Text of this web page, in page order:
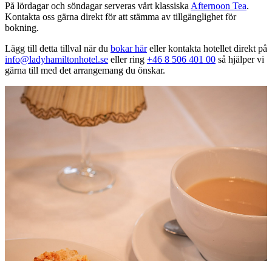
På lördagar och söndagar serveras vårt klassiska Afternoon Tea.
Kontakta oss gärna direkt för att stämma av tillgänglighet för
bokning.
Lägg till detta tillval när du bokar häreller kontakta hotellet direkt på
info@ladyhamiltonhotel.se eller ring +46 8 506 401 00 så hjälper vi
gärna till med det arrangemang du önskar.